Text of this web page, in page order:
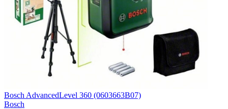
Bosch AdvancedLevel 360 (0603663B07)
Bosch